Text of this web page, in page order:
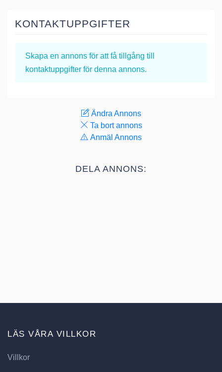
KONTAKTUPPGIFTER
Skapa en annons för att få tillgång till
kontaktuppgifter för denna annons.
Ändra Annons
Ta bort annons
Anmäl Annons
DELA ANNONS:
LÄS VÅRA VILLKOR
Villkor